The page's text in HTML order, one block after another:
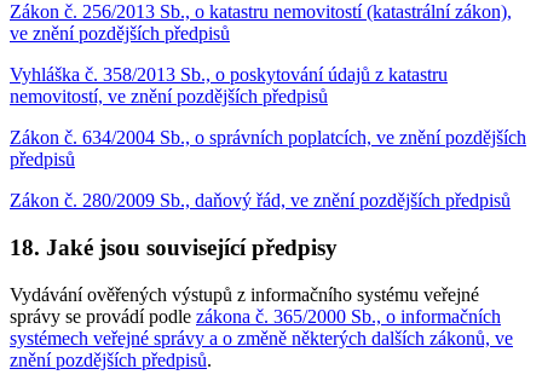
Zákon č. 256/2013 Sb., o katastru nemovitostí (katastrální zákon),
ve znění pozdějších předpisů
Vyhláška č. 358/2013 Sb., o poskytování údajů z katastru
nemovitostí, ve znění pozdějších předpisů
Zákon č. 634/2004 Sb., o správních poplatcích, ve znění pozdějších
předpisů
Zákon č. 280/2009 Sb., daňový řád, ve znění pozdějších předpisů
18. Jaké jsou související předpisy
Vydávání ověřených výstupů z informačního systému veřejné
správy se provádí podle zákona č. 365/2000 Sb., o informačních
systémech veřejné správy a o změně některých dalších zákonů, ve
znění pozdějších předpisů.